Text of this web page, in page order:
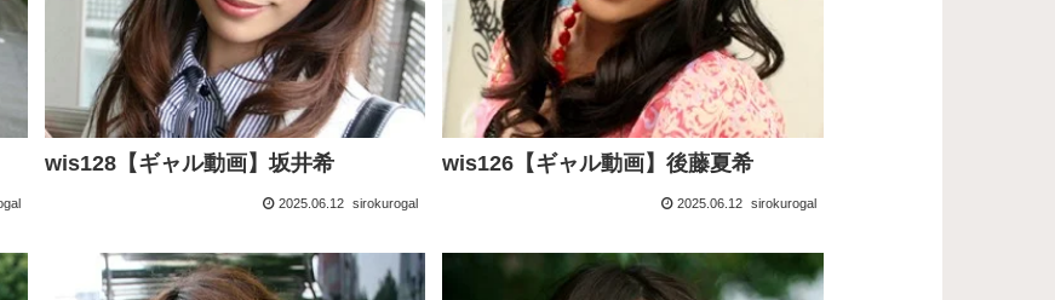
wis128【ギャル動画】坂井希
2025.06.12 sirokurogal
wis126【ギャル動画】後藤夏希
2025.06.12 sirokurogal